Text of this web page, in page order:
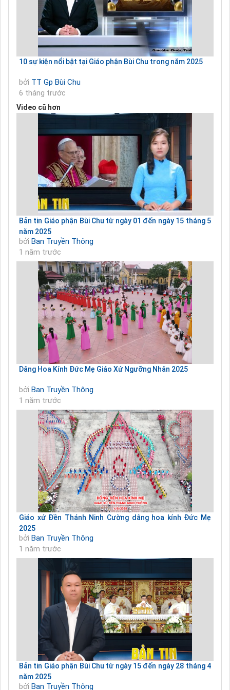
10 sự kiện nổi bật tại Giáo phận Bùi Chu trong năm 2025
bởi TT Gp Bùi Chu
6 tháng trước
Video cũ hơn
Bản tin Giáo phận Bùi Chu từ ngày 01 đến ngày 15 tháng 5
năm 2025
bởi Ban Truyền Thông
1 năm trước
Dâng Hoa Kính Đức Mẹ Giáo Xứ Ngưỡng Nhân 2025
bởi Ban Truyền Thông
1 năm trước
Giáo xứ Đền Thánh Ninh Cường dâng hoa kính Đức Mẹ
2025
bởi Ban Truyền Thông
1 năm trước
Bản tin Giáo phận Bùi Chu từ ngày 15 đến ngày 28 tháng 4
năm 2025
bởi Ban Truyền Thông